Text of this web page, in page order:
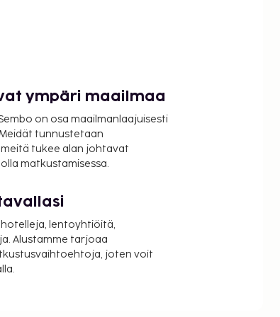
ympäri maailmaa
on osa maailmanlaajuisesti
tunnustetaan
tukee alan johtavat
matkustamisessa.
lentoyhtiöitä,
Alustamme tarjoaa
joten voit